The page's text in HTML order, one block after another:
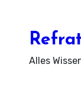
Alles